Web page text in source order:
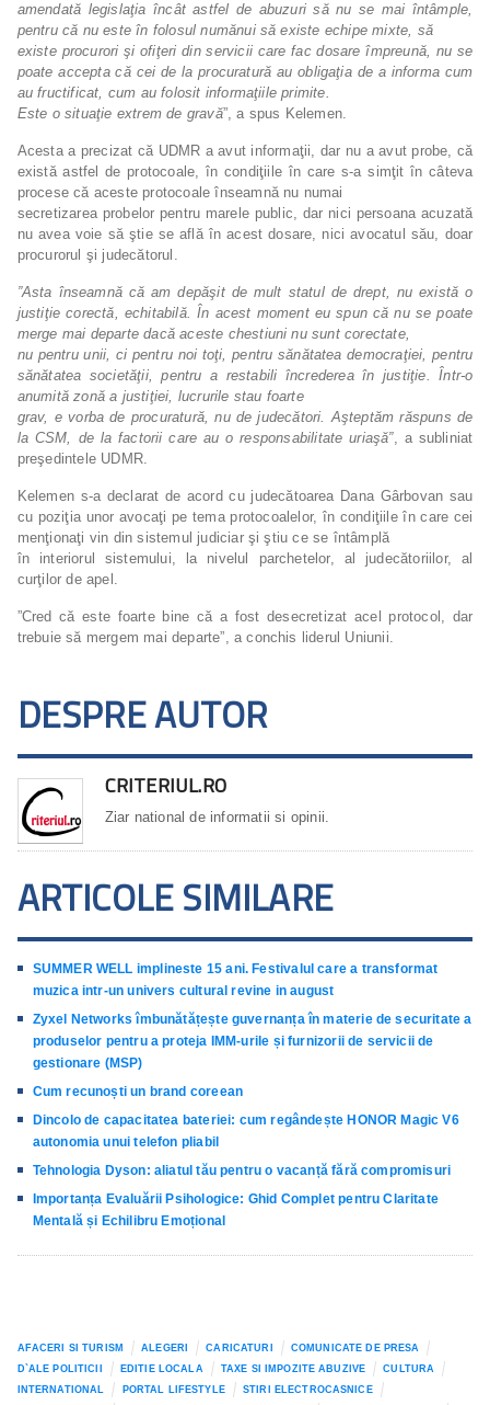
amendată legislaţia încât astfel de abuzuri să nu se mai întâmple,
pentru că nu este în folosul numănui să existe echipe mixte, să
existe procurori şi ofiţeri din servicii care fac dosare împreună, nu se
poate accepta că cei de la procuratură au obligaţia de a informa cum
au fructificat, cum au folosit informaţiile primite.
Este o situaţie extrem de gravă”, a spus Kelemen.
Acesta a precizat că UDMR a avut informaţii, dar nu a avut probe, că
există astfel de protocoale, în condiţiile în care s-a simţit în câteva
procese că aceste protocoale înseamnă nu numai
secretizarea probelor pentru marele public, dar nici persoana acuzată
nu avea voie să ştie se află în acest dosare, nici avocatul său, doar
procurorul şi judecătorul.
”Asta înseamnă că am depăşit de mult statul de drept, nu există o
justiţie corectă, echitabilă. În acest moment eu spun că nu se poate
merge mai departe dacă aceste chestiuni nu sunt corectate,
nu pentru unii, ci pentru noi toţi, pentru sănătatea democraţiei, pentru
sănătatea societăţii, pentru a restabili încrederea în justiţie. Într-o
anumită zonă a justiţiei, lucrurile stau foarte
grav, e vorba de procuratură, nu de judecători. Aşteptăm răspuns de
la CSM, de la factorii care au o responsabilitate uriaşă”, a subliniat
preşedintele UDMR.
Kelemen s-a declarat de acord cu judecătoarea Dana Gârbovan sau
cu poziţia unor avocaţi pe tema protocoalelor, în condiţiile în care cei
menţionaţi vin din sistemul judiciar şi ştiu ce se întâmplă
în interiorul sistemului, la nivelul parchetelor, al judecătoriilor, al
curţilor de apel.
”Cred că este foarte bine că a fost desecretizat acel protocol, dar
trebuie să mergem mai departe”, a conchis liderul Uniunii.
DESPRE AUTOR
CRITERIUL.RO
Ziar national de informatii si opinii.
ARTICOLE SIMILARE
SUMMER WELL implineste 15 ani. Festivalul care a transformat
muzica intr-un univers cultural revine in august
Zyxel Networks îmbunătățește guvernanța în materie de securitate a
produselor pentru a proteja IMM-urile și furnizorii de servicii de
gestionare (MSP)
Cum recunoști un brand coreean
Dincolo de capacitatea bateriei: cum regândește HONOR Magic V6
autonomia unui telefon pliabil
Tehnologia Dyson: aliatul tău pentru o vacanță fără compromisuri
Importanța Evaluării Psihologice: Ghid Complet pentru Claritate
Mentală și Echilibru Emoțional
AFACERI SI TURISM ALEGERI CARICATURI
COMUNICATE DE PRESA
D`ALE POLITICII
EDITIE LOCALA TAXE SI IMPOZITE ABUZIVE
CULTURA
INTERNATIONAL
PORTAL LIFESTYLE STIRI ELECTROCASNICE